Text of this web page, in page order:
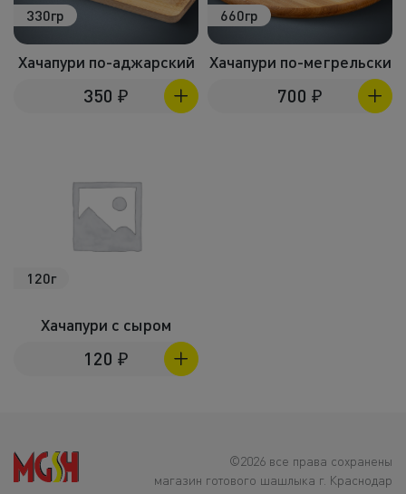
330гр
Хачапури по-аджарский
350 ₽
660гр
Хачапури по-мегрельски
700 ₽
120г
Хачапури с сыром
120 ₽
©2026 все права сохранены
магазин готового шашлыка г. Краснодар